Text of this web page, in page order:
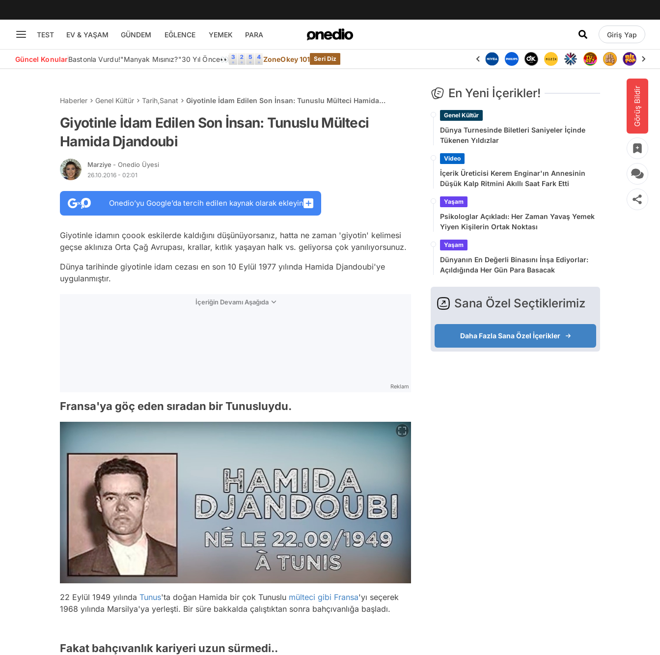
TEST EV & YAŞAM GÜNDEM EĞLENCE YEMEK PARA Giriş Yap
Güncel KonularBastonla Vurdu!"Manyak Mısınız?"30 Yıl Önce👀 ZoneOkey 101 Seri Diz
Görüş Bildir
Haberler Genel Kültür Tarih,Sanat
Giyotinle İdam Edilen Son İnsan: Tunuslu Mülteci Hamida
Giyotinle İdam Edilen Son İnsan: Tunuslu Mülteci
Hamida Djandoubi
Marziye - Onedio Üyesi
26.10.2016 - 02:01
Onedio’yu Google’da tercih edilen kaynak olarak ekleyin
Giyotinle idamın çoook eskilerde kaldığını düşünüyorsanız, hatta ne zaman 'giyotin' kelimesi
geçse aklınıza Orta Çağ Avrupası, krallar, kıtlık yaşayan halk vs. geliyorsa çok yanılıyorsunuz.
Dünya tarihinde giyotinle idam cezası en son 10 Eylül 1977 yılında Hamida Djandoubi'ye
uygulanmıştır.
İçeriğin Devamı Aşağıda
Reklam
Fransa'ya göç eden sıradan bir Tunusluydu.
22 Eylül 1949 yılında Tunus'ta doğan Hamida bir çok Tunuslu mülteci gibi Fransa'yı seçerek
1968 yılında Marsilya'ya yerleşti. Bir süre bakkalda çalıştıktan sonra bahçıvanlığa başladı.
Fakat bahçıvanlık kariyeri uzun sürmedi..
En Yeni İçerikler!
Genel Kültür
Dünya Turnesinde Biletleri Saniyeler İçinde
Tükenen Yıldızlar
Video
İçerik Üreticisi Kerem Enginar'ın Annesinin
Düşük Kalp Ritmini Akıllı Saat Fark Etti
Yaşam
Psikologlar Açıkladı: Her Zaman Yavaş Yemek
Yiyen Kişilerin Ortak Noktası
Yaşam
Dünyanın En Değerli Binasını İnşa Ediyorlar:
Açıldığında Her Gün Para Basacak
Sana Özel Seçtiklerimiz
Daha Fazla Sana Özel İçerikler